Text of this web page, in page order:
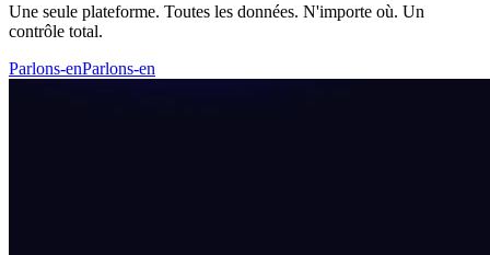
Une seule plateforme. Toutes les données. N'importe où. Un
contrôle total.
Parlons-enParlons-en